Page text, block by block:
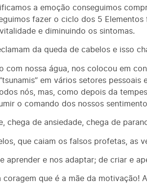
a emoção conseguimos
fazer o ciclo dos 5
e diminuindo os sintomas.
da queda de cabelos e isso
com nossa água, nos colocou em
em vários setores
nós, mas, como depois da
o comando dos nossos
chega de ansiedade, chega de
que caiam os falsos profetas, as
aprender e nos adaptar; de criar e
que é a mãe da motivação!